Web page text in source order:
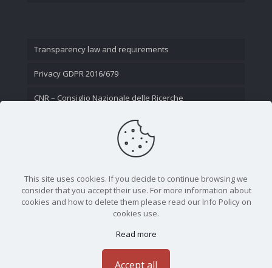
Transparency law and requirements
Privacy GDPR 2016/679
CNR – Consiglio Nazionale delle Ricerche
This site uses cookies. If you decide to continue browsing we
consider that you accept their use. For more information about
cookies and how to delete them please read our Info Policy on
cookies use.
Read more
Accept all